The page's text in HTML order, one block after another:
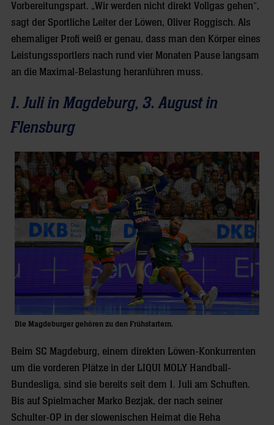
Vorbereitungspart. „Wir werden nicht direkt Vollgas gehen“,
sagt der Sportliche Leiter der Löwen, Oliver Roggisch. Als
ehemaliger Profi weiß er genau, dass man den Körper eines
Leistungssportlers nach rund vier Monaten Pause langsam
an die Maximal-Belastung heranführen muss.
1. Juli in Magdeburg, 3. August in
Flensburg
Die Magdeburger gehören zu den Frühstartern.
Beim SC Magdeburg, einem direkten Löwen-Konkurrenten
um die vorderen Plätze in der LIQUI MOLY Handball-
Bundesliga, sind sie bereits seit dem 1. Juli am Schuften.
Bis auf Spielmacher Marko Bezjak, der nach seiner
Schulter-OP in der slowenischen Heimat die Reha